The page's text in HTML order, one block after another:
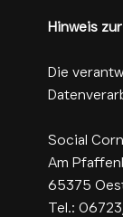
Hinweis
Die
Social
Am
65375
Tel.: